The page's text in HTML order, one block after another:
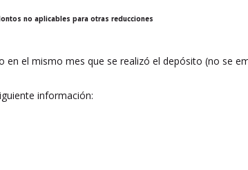
no aplicables para otras reducciones
en el mismo mes que se realizó el depósito (no se
información: